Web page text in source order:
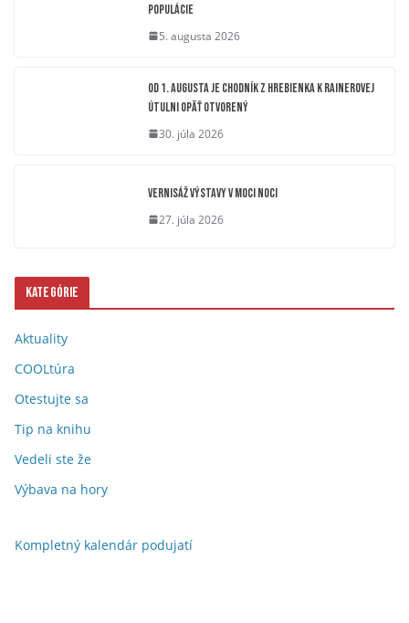
populácie
5. augusta 2026
OD 1. AUGUSTA JE CHODNÍK Z HREBIENKA K RAINEROVEJ
ÚTULNI OPÄŤ OTVORENÝ
30. júla 2026
Vernisáž výstavy V moci noci
27. júla 2026
Kategórie
Aktuality
COOLtúra
Otestujte sa
Tip na knihu
Vedeli ste že
Výbava na hory
Kompletný kalendár podujatí